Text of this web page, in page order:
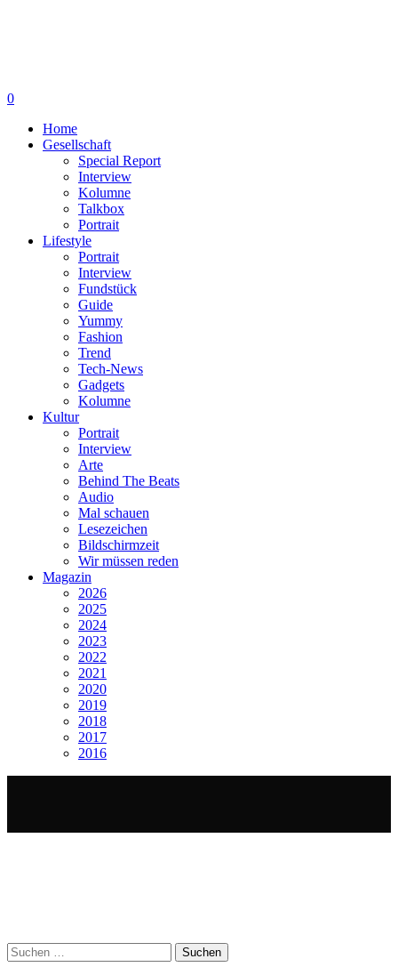
0
Home
Gesellschaft
Special Report
Interview
Kolumne
Talkbox
Portrait
Lifestyle
Portrait
Interview
Fundstück
Guide
Yummy
Fashion
Trend
Tech-News
Gadgets
Kolumne
Kultur
Portrait
Interview
Arte
Behind The Beats
Audio
Mal schauen
Lesezeichen
Bildschirmzeit
Wir müssen reden
Magazin
2026
2025
2024
2023
2022
2021
2020
2019
2018
2017
2016
Suchen
nach: